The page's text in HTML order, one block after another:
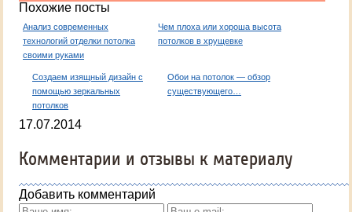
Похожие посты
Анализ современных
технологий отделки потолка
своими руками
Чем плоха или хороша высота
потолков в хрущевке
Создаем изящный дизайн с
помощью зеркальных
потолков
Обои на потолок — обзор
существующего…
17.07.2014
Комментарии и отзывы к материалу
Добавить комментарий